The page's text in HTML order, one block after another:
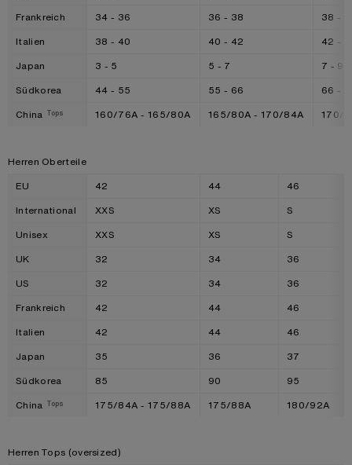
Frankreich
34 - 36 36 - 38
38 -
Italien
38 - 40 40 - 42
42 -
Japan
3 - 5 5 - 7
7 - 9
Südkorea
44 - 55 55 - 66
66 -
China Tops 160/76A - 165/80A 165/80A - 170/84A 170/
Herren Oberteile
EU
42 44
46
International
XXS XS
S
Unisex
XXS XS
S
UK
32 34
36
US
32 34
36
Frankreich
42 44
46
Italien
42 44
46
Japan
35 36
37
Südkorea
85 90
95
China Tops 175/84A - 175/88A 175/88A 180/92A
Herren Tops (oversized)